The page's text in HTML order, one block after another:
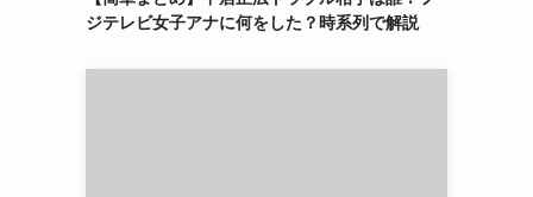
ジテレビ女子アナに何をした？時系列で解説